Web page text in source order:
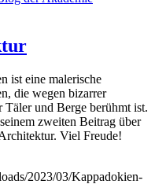
ist eine malerische
die wegen bizarrer
und Berge berühmt ist.
zweiten Beitrag über
Viel Freude!
2023/03/Kappadokien-